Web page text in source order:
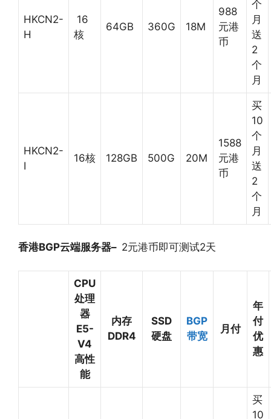
HKCN2-
H
16
核
64GB 360G 18M
988
元港
币
个
月
送
2
个
月
HKCN2-
I
16核 128GB 500G 20M
1588
元港
币
买
10
个
月
送
2
个
月
香港BGP云端服务器– 2元港币即可测试2天
CPU
处理
器
E5-
V4
高性
能
内存
DDR4
SSD
硬盘
BGP
带宽
月付
年
付
优
惠
买
10